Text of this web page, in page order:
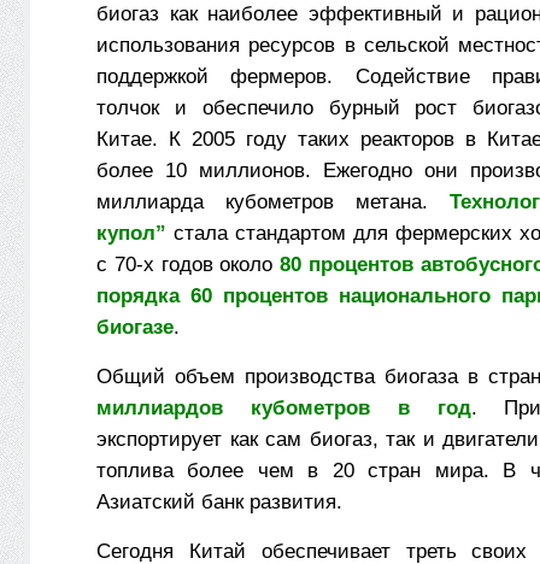
биогаз как наиболее эффективный и
использования ресурсов в сельской
поддержкой фермеров. Содействие
толчок и обеспечило бурный рост
Китае. К 2005 году таких реакторов в
более 10 миллионов. Ежегодно они
миллиарда кубометров метана.
купол” стала стандартом для фермерских
с 70-х годов около80 процентов
порядка 60 процентов национального
биогазе.
Общий объем производства биогаза в
миллиардов кубометров в год.
экспортирует как сам биогаз, так и
топлива более чем в 20 стран мира. В
Азиатский банк развития.
Сегодня Китай обеспечивает треть своих